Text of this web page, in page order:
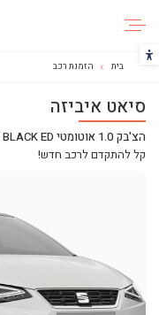
הכפתור משנה את צבעי הקונטרסט
בית הזמנת רכב
סיאט איביזה
הצ'בק 1.0 אוטומטי FR BLACK ED
קל להתקדם לרכב חדש!